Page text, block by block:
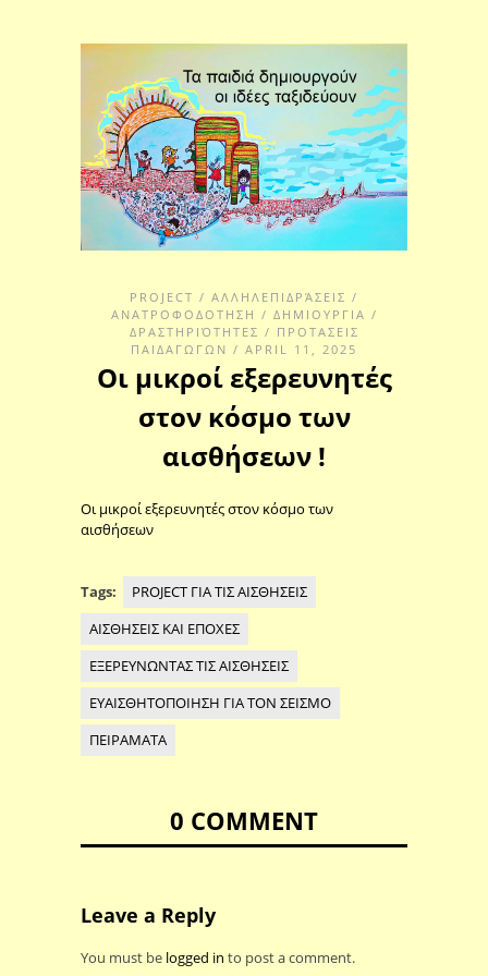
PROJECT / ΑΛΛΗΛΕΠΙΔΡΆΣΕΙΣ /
ΑΝΑΤΡΟΦΟΔΟΤΗΣΗ / ΔΗΜΙΟΥΡΓΙΑ /
ΔΡΑΣΤΗΡΙΌΤΗΤΕΣ / ΠΡΟΤΑΣΕΙΣ
ΠΑΙΔΑΓΩΓΩΝ / APRIL 11, 2025
Οι μικροί εξερευνητές
στον κόσμο των
αισθήσεων !
Οι μικροί εξερευνητές στον κόσμο των
αισθήσεων
Tags:
PROJECT ΓΙΑ ΤΙΣ ΑΙΣΘΗΣΕΙΣ
ΑΙΣΘΗΣΕΙΣ ΚΑΙ ΕΠΟΧΕΣ
ΕΞΕΡΕΥΝΩΝΤΑΣ ΤΙΣ ΑΙΣΘΗΣΕΙΣ
ΕΥΑΙΣΘΗΤΟΠΟΙΗΣΗ ΓΙΑ ΤΟΝ ΣΕΙΣΜΟ
ΠΕΙΡΑΜΑΤΑ
0 COMMENT
Leave a Reply
You must be logged in to post a comment.